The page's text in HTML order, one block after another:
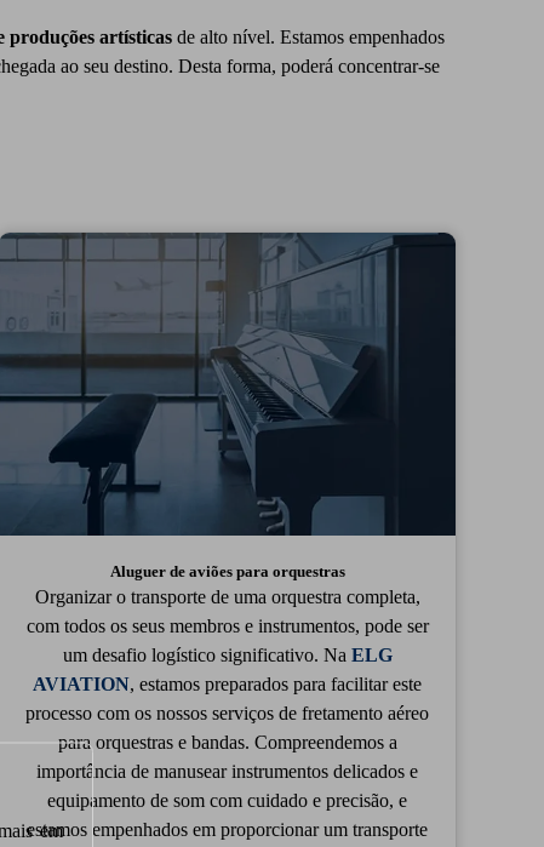
produções artísticas de alto nível. Estamos empenhados
ao seu destino. Desta forma, poderá concentrar-se
Aluguer de aviões para orquestras
Organizar o transporte de uma orquestra completa,
com todos os seus membros e instrumentos, pode ser
um desafio logístico significativo. Na ELG
AVIATION, estamos preparados para facilitar este
processo com os nossos serviços de fretamento aéreo
para orquestras e bandas. Compreendemos a
importância de manusear instrumentos delicados e
equipamento de som com cuidado e precisão, e
estamos empenhados em proporcionar um transporte
em